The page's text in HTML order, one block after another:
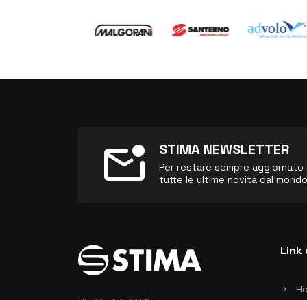
mark_email_unread STIMA NEWSLETTER
Per restare sempre aggiornato
tutte le ultime novità dal mondo
Link